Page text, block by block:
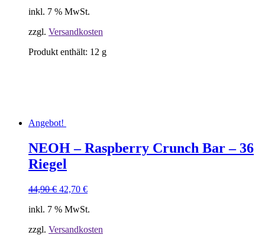
war:
ist:
inkl. 7 % MwSt.
zzgl. Versandkosten
Produkt enthält: 12 g
Angebot!
NEOH – Raspberry Crunch Bar – 36
Riegel
44,90€ Ursprünglicher
war:
42,70 €Aktueller
ist:
inkl. 7 % MwSt.
zzgl. Versandkosten